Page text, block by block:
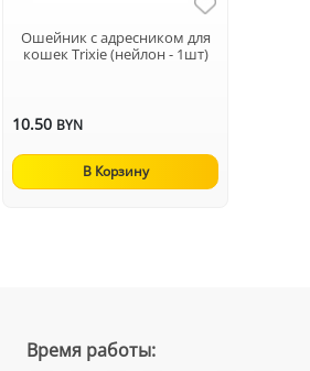
Ошейник с адресником для
кошек Trixie (нейлон - 1шт)
10.50 BYN
В Корзину
Время работы: